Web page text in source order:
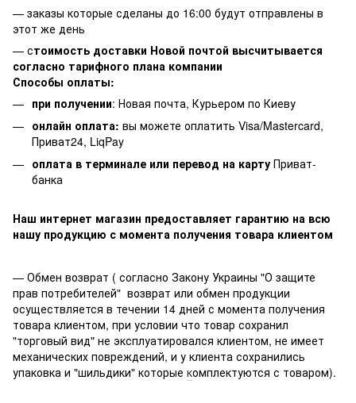
— заказы которые сделаны до 16:00 будут отправлены в
этот же день
— стоимость доставки Новой почтой высчитывается
согласно тарифного плана компании
Способы оплаты:
при получении: Новая почта, Курьером по Киеву
онлайн оплата: вы можете оплатить Visa/Mastercard,
Приват24, LiqPay
оплата в терминале или перевод на карту Приват-
банка
Наш интернет магазин предоставляет гарантию на всю
нашу продукцию с момента получения товара клиентом
— Обмен возврат ( согласно Закону Украины "О защите
прав потребителей" возврат или обмен продукции
осуществляется в течении 14 дней с момента получения
товара клиентом, при условии что товар сохранил
"торговый вид" не эксплуатировался клиентом, не имеет
механических повреждений, и у клиента сохранились
упаковка и "шильдики" которые комплектуются с товаром).